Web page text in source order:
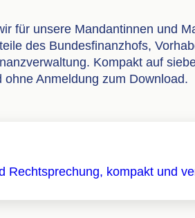
für unsere Mandantinnen und
des Bundesfinanzhofs,
Kompakt auf
ohne Anmeldung zum Download.
Rechtsprechung, kompakt und